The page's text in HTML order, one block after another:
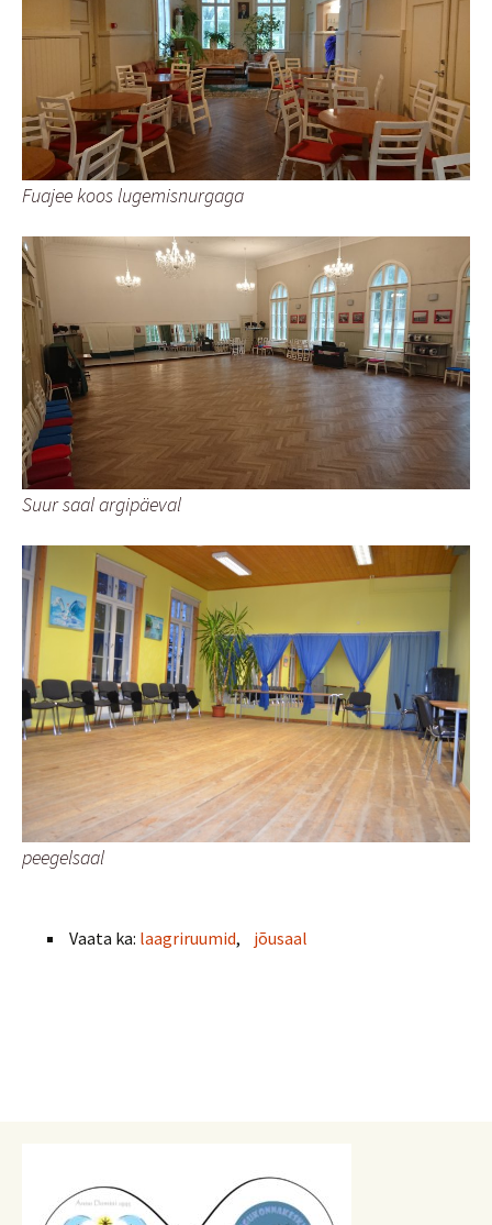
Fuajee koos lugemisnurgaga
Suur saal argipäeval
peegelsaal
Vaata ka: laagriruumid, jõusaal